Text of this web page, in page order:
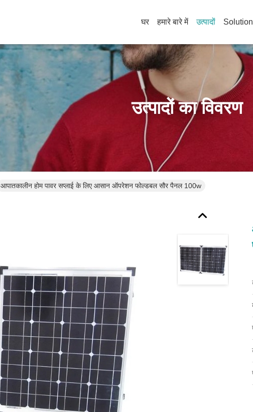
घर हमारे बारे में उत्पादों
उत्पादों का विवरण
आपातकालीन होम पावर सप्लाई के लिए आसान ऑपरेशन फोल्डबल सौर पैनल 100w